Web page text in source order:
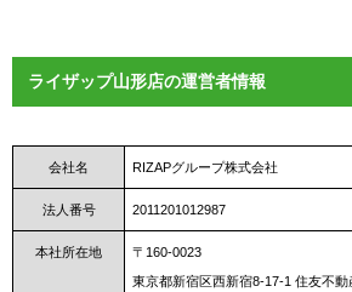
ライザップ山形店の運営者情報
会社名 RIZAPグループ株式会社
法人番号 2011201012987
本社所在地
〒160-0023
東京都新宿区西新宿8-17-1 住友不